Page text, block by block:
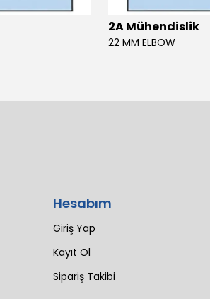
2A Mühendislik
22 MM ELBOW
Hesabım
Giriş Yap
Kayıt Ol
Sipariş Takibi